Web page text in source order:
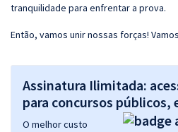
tranquilidade para enfrentar a prova.
Então, vamos unir nossas forças!
Assinatura Ilimitada:
para concursos públicos,
O melhor custo